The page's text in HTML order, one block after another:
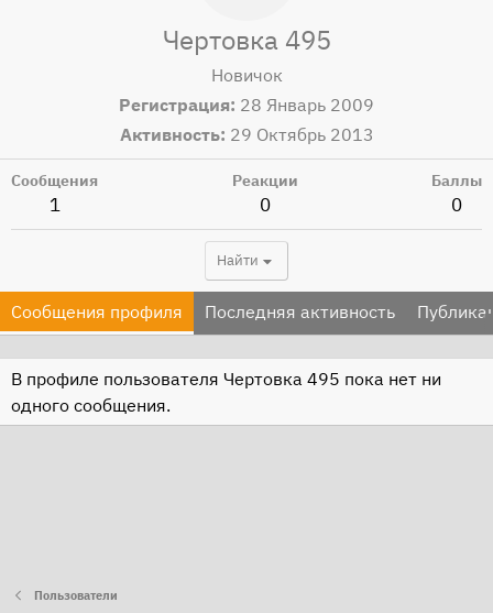
Чертовка 495
Новичок
Регистрация 28 Январь 2009
Активность 29 Октябрь 2013
Сообщения
1
Реакции
0
Баллы
0
Найти
Сообщения профиля Последняя активность
В профиле пользователя Чертовка 495 пока нет ни
одного сообщения.
Пользователи